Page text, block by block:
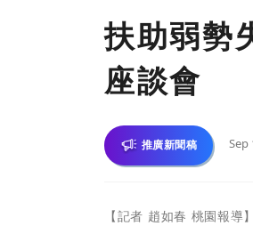
扶助弱勢
座談會
推廣新聞稿 Sep
【記者 趙如春 桃園報導】